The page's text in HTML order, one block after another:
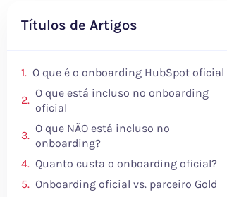
Títulos de Artigos
O que é o onboarding HubSpot oficial
O que está incluso no onboarding
oficial
O que NÃO está incluso no
onboarding?
Quanto custa o onboarding oficial?
Onboarding oficial vs. parceiro Gold